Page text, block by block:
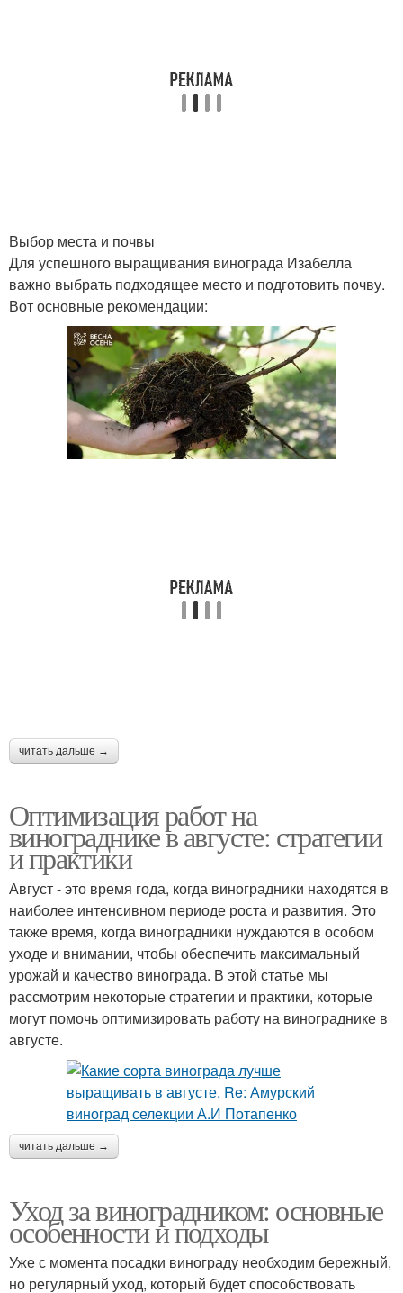
Выбор места и почвы
Для успешного выращивания винограда Изабелла
важно выбрать подходящее место и подготовить почву.
Вот основные рекомендации:
читать дальше →
Оптимизация работ на
винограднике в августе: стратегии
и практики
Август - это время года, когда виноградники находятся в
наиболее интенсивном периоде роста и развития. Это
также время, когда виноградники нуждаются в особом
уходе и внимании, чтобы обеспечить максимальный
урожай и качество винограда. В этой статье мы
рассмотрим некоторые стратегии и практики, которые
могут помочь оптимизировать работу на винограднике в
августе.
читать дальше →
Уход за виноградником: основные
особенности и подходы
Уже с момента посадки винограду необходим бережный,
но регулярный уход, который будет способствовать